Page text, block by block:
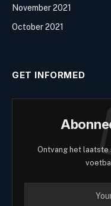
November 2021
October 2021
GET INFORMED
Ontvang het